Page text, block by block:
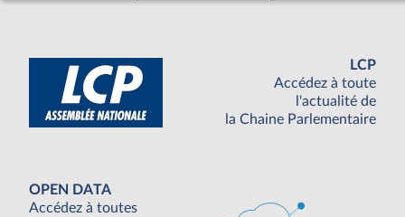
LCP
Accédez à toute
l'actualité de
la Chaine Parlementaire
OPEN DATA
Accédez à toutes